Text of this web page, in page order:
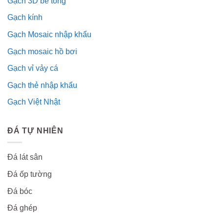
Gạch kính
Gạch Mosaic nhập khẩu
Gạch mosaic hồ bơi
Gạch vỉ vảy cá
Gạch thẻ nhập khẩu
Gạch Việt Nhật
ĐÁ TỰ NHIÊN
Đá lát sân
Đá ốp tường
Đá bóc
Đá ghép